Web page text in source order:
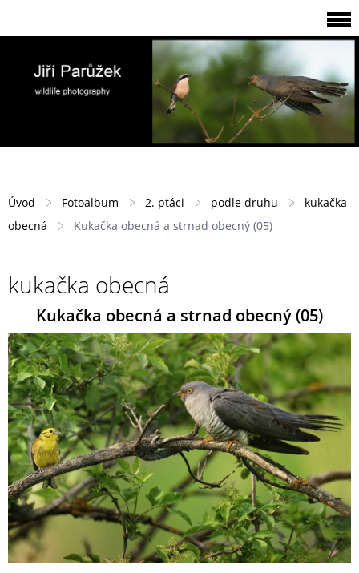
Úvod Fotoalbum 2. ptáci podle druhu
kukačka
obecná
Kukačka obecná a strnad obecný (05)
kukačka obecná
Kukačka obecná a strnad obecný (05)